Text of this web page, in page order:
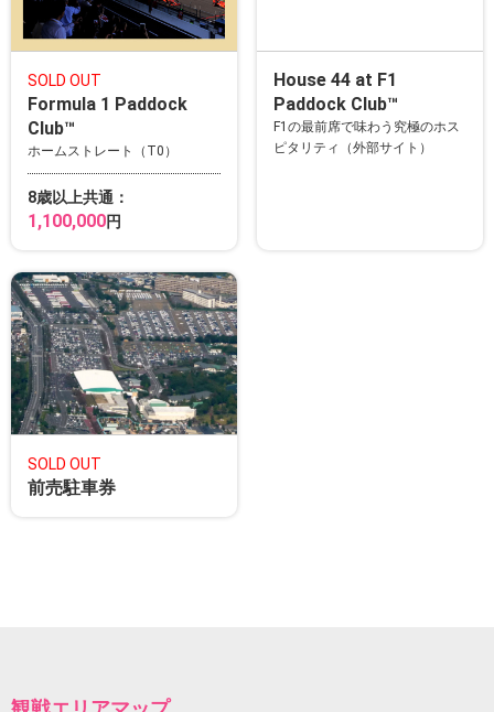
SOLD OUT
Formula 1 Paddock
Club™
ホームストレート（T0）
8歳以上共通：
1,100,000円
House 44 at F1
Paddock Club™
F1の最前席で味わう究極のホス
ピタリティ（外部サイト）
SOLD OUT
前売駐車券